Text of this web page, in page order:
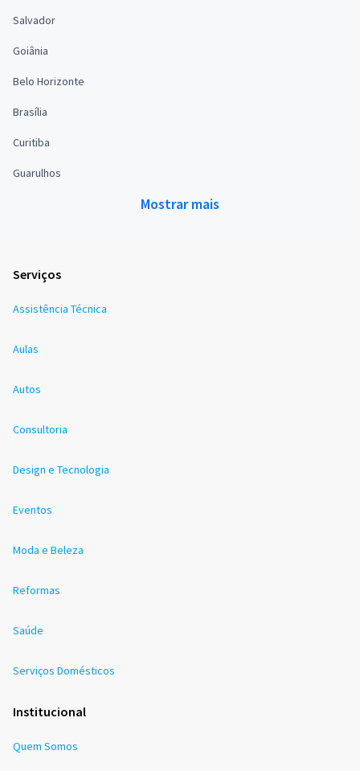
Salvador
Goiânia
Belo Horizonte
Brasília
Curitiba
Guarulhos
Mostrar mais
Serviços
Assistência Técnica
Aulas
Autos
Consultoria
Design e Tecnologia
Eventos
Moda e Beleza
Reformas
Saúde
Serviços Domésticos
Institucional
Quem Somos